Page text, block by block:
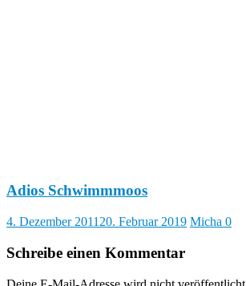
Adios Schwimmmoos
4. Dezember 2011 20. Februar 2019 Micha 0
Schreibe einen Kommentar